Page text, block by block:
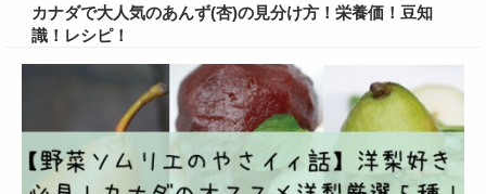
カナダで大人気のあんず(杏)の見分け方！栄養価！豆知
識！レシピ！